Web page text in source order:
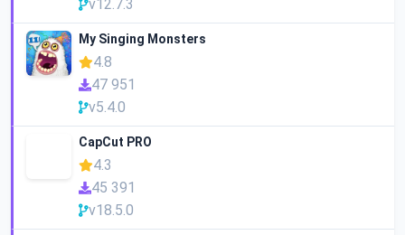
v12.7.3
My Singing Monsters
4.8
47 951
v5.4.0
CapCut PRO
4.3
45 391
v18.5.0